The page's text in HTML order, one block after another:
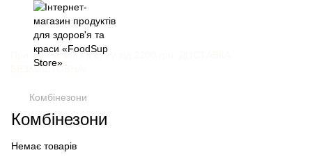
При замовлені на суму від 2200 грн. ДОСТАВКА
БЕЗКОШТОВНА!
Комбінезони
Комбінезони
Немає товарів